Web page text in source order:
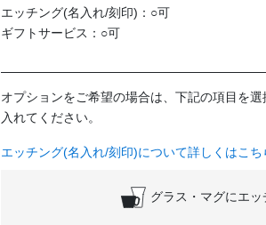
エッチング(名入れ/刻印)：○可
ギフトサービス：○可
オプションをご希望の場合は、下記の項目を
入れてください。
エッチング(名入れ/刻印)について詳しくはこち
グラス・マグにエ